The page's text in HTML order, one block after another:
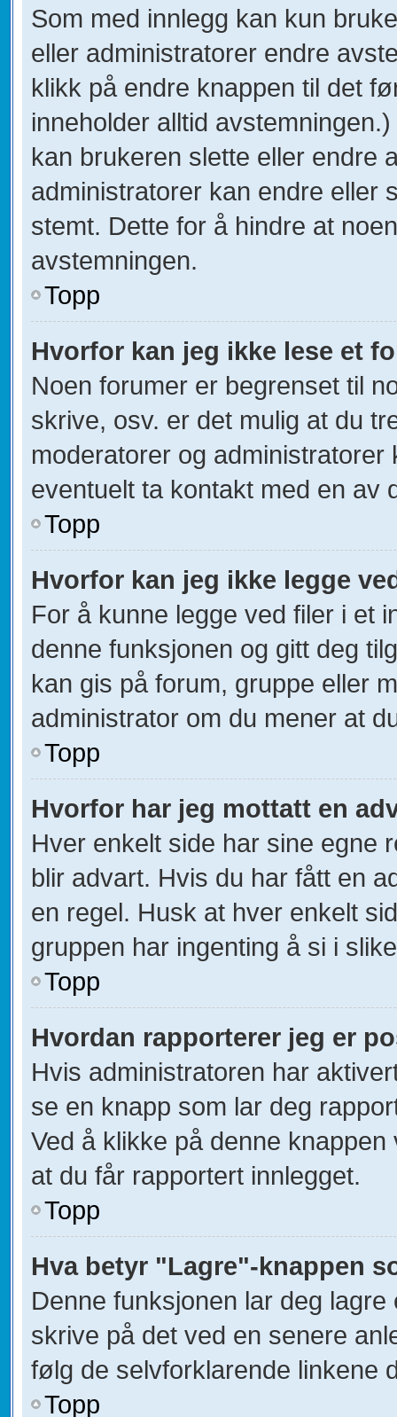
Som med innlegg kan kun
eller administratorer endre
klikk på endre knappen til det
inneholder alltid
kan brukeren slette eller endre
administratorer kan endre eller
stemt. Dette for å hindre at
avstemningen.
Topp
Hvorfor kan jeg ikke lese et
Noen forumer er begrenset til
skrive, osv. er det mulig at du
moderatorer og
eventuelt ta kontakt med en av
Topp
Hvorfor kan jeg ikke legge
For å kunne legge ved filer i et
denne funksjonen og gitt deg
kan gis på forum, gruppe eller
administrator om du mener at
Topp
Hvorfor har jeg mottatt en
Hver enkelt side har sine egne
blir advart. Hvis du har fått en
en regel. Husk at hver enkelt
gruppen har ingenting å si i
Topp
Hvordan rapporterer jeg er
Hvis administratoren har
se en knapp som lar deg
Ved å klikke på denne
at du får rapportert innlegget.
Topp
Hva betyr "Lagre"-knappen
Denne funksjonen lar deg
skrive på det ved en senere
følg de selvforklarende linkene
Topp